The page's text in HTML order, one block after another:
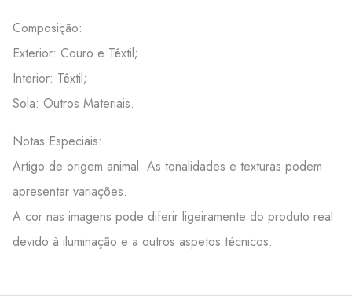
Composição:
Exterior: Couro e Têxtil;
Interior: Têxtil;
Sola: Outros Materiais.
Notas Especiais:
Artigo de origem animal. As tonalidades e texturas podem
apresentar variações.
A cor nas imagens pode diferir ligeiramente do produto real
devido à iluminação e a outros aspetos técnicos.